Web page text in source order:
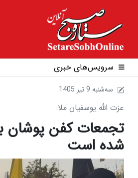
سرویس‌های خبری
1405 سه‌شنبه 9 تير
عزت الله یوسفیان ملا:
تجمعات کفن پوشان
شده است